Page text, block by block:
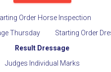
Order Horse Inspection
Thursday
Starting Order
Result Dressage
Judges Individual Marks